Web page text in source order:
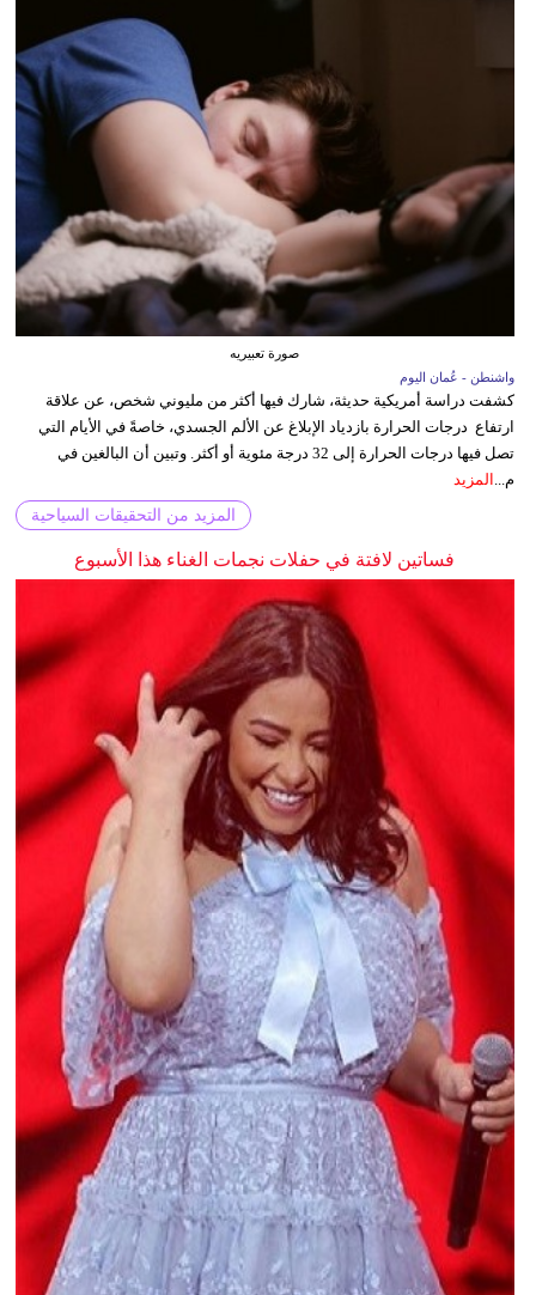
صورة تعبيريه
واشنطن - عُمان اليوم
كشفت دراسة أمريكية حديثة، شارك فيها أكثر من مليوني شخص، عن علاقة
ارتفاع درجات الحرارة بازدياد الإبلاغ عن الألم الجسدي، خاصةً في الأيام التي
تصل فيها درجات الحرارة إلى 32 درجة مئوية أو أكثر. وتبين أن البالغين في
م... المزيد
المزيد من التحقيقات السياحية
فساتين لافتة في حفلات نجمات الغناء هذا الأسبوع